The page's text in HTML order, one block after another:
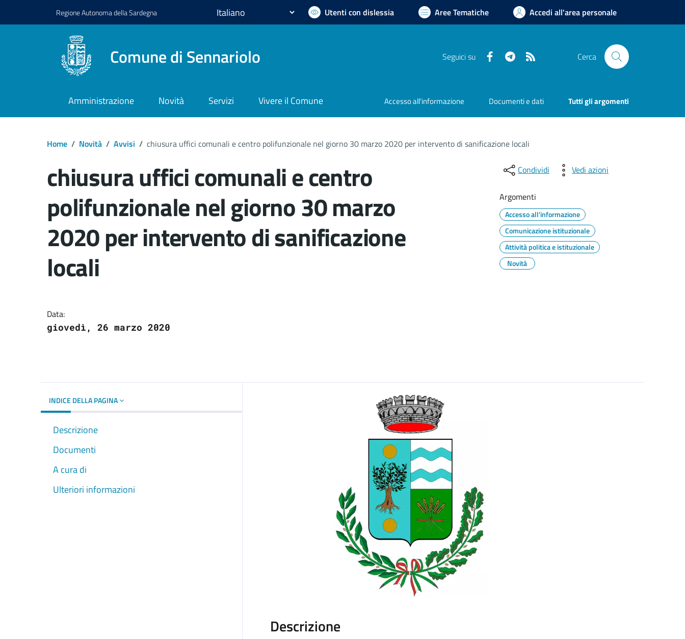
RegioneAutonoma dellaSardegna Utenti con dislessia Aree Tematiche Accedi all'area personale
Comune di Sennariolo Seguici su FacebookTelegram Cerca
Amministrazione Novità Servizi Vivere il Comune Accesso all'informazione Documenti e dati Tutti gli argomenti
Home / Novità / Avvisi / chiusura uffici comunali e centro polifunzionale nel giorno 30 marzo 2020 per intervento di sanificazione locali
chiusura uffici comunali e centro
polifunzionale nel giorno 30 marzo
2020 per intervento di sanificazione
locali
Data:
giovedì, 26 marzo 2020
Condividi Vedi azioni
Argomenti
Accesso all'informazione
Comunicazione istituzionale
Attività politica e istituzionale
Novità
INDICE DELLA PAGINA
Descrizione
Documenti
A cura di
Ulteriori informazioni
Descrizione